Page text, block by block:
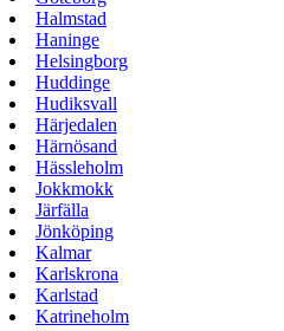
Halmstad
Haninge
Helsingborg
Huddinge
Hudiksvall
Härjedalen
Härnösand
Hässleholm
Jokkmokk
Järfälla
Jönköping
Kalmar
Karlskrona
Karlstad
Katrineholm